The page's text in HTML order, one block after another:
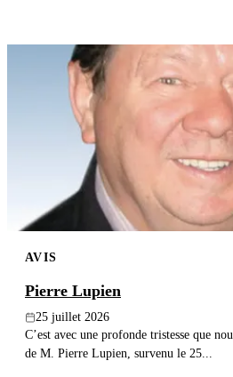
AVIS
Pierre Lupien
25 juillet 2026
C’est avec une profonde tristesse que
de M. Pierre Lupien, survenu le 25...